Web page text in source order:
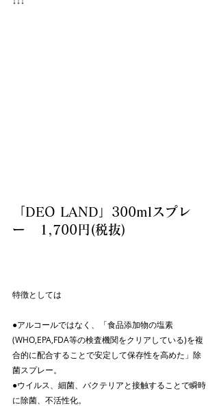
「DEO LAND」300mlスプレ
ー   1,700円(税抜)
特徴としては
●アルコールではなく、「食品添加物の塩素
(WHO,EPA,FDA等の検査機関をクリアしている)を複
合的に配合することで安定して保存性を高めた」除
菌スプレー。
●ウイルス、細菌、バクテリアと接触することで瞬時
に除菌、不活性化。